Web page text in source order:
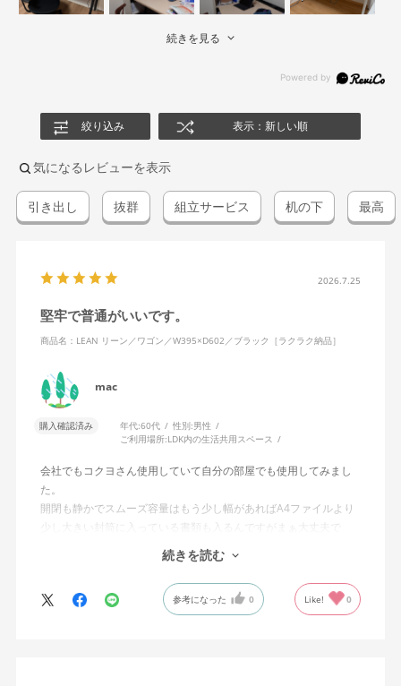
続きを見る
絞り込み 表示：新しい順
気になるレビューを表示
引き出し 抜群 組立サービス 机の下 最高
2026.7.25
堅牢で普通がいいです。
商品名：LEAN リーン／ワゴン／W395×D602／ブラック［ラクラク納品］
mac
購入確認済み 年代:60代 性別:男性
ご利用場所:LDK内の生活共用スペース
会社でもコクヨさん使用していて自分の部屋でも使用してみまし
た。
開閉も静かでスムーズ容量はもう少し幅があればA4ファイルより
少し大きい封筒に入っている書類も入るんですがまぁ大丈夫で
す。経年仕様に耐えることは実証済みなのです すっこし高いで
すがコストパフォーマンスには優れていると思います。
続きを読む
参考になった 0 Like! 0